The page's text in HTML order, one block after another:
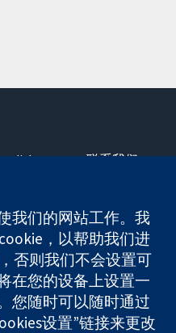
联系我们
关于我们
工作机会
Cochrane
Library
(no. 1045921) and a
我们的网站工作。我
，以帮助我们进
否则我们不会设置可
在您的设备上设置一
您随时可以随时通过
设置”链接来更改